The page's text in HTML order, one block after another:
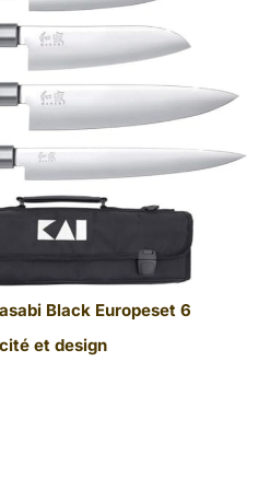
Black Europeset 6
et design